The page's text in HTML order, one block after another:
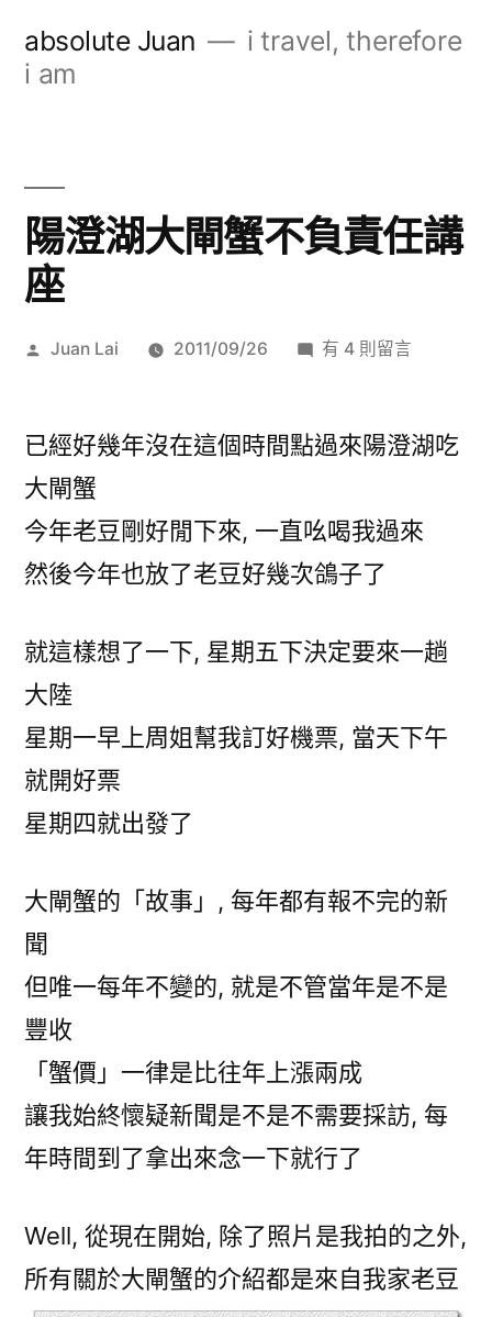
absolute Juan
i travel, therefore
i am
陽澄湖大閘蟹不負責任講
座
作
Juan Lai 2011/09/26
在
湖
蟹
不
任
中
有 4 則留言
已經好幾年沒在這個時間點過來陽澄湖吃
大閘蟹
今年老豆剛好閒下來, 一直吆喝我過來
然後今年也放了老豆好幾次鴿子了
就這樣想了一下, 星期五下決定要來一趟
大陸
星期一早上周姐幫我訂好機票, 當天下午
就開好票
星期四就出發了
大閘蟹的「故事」, 每年都有報不完的新
聞
但唯一每年不變的, 就是不管當年是不是
豐收
「蟹價」一律是比往年上漲兩成
讓我始終懷疑新聞是不是不需要採訪, 每
年時間到了拿出來念一下就行了
Well, 從現在開始, 除了照片是我拍的之外,
所有關於大閘蟹的介紹都是來自我家老豆